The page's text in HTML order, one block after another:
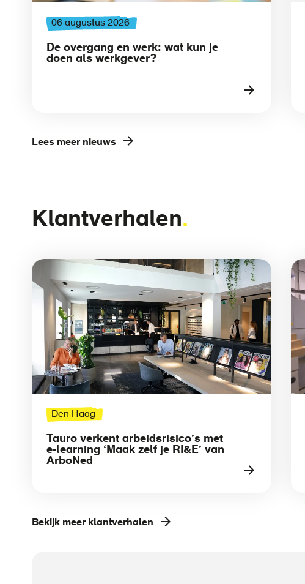
06 augustus 2026
De overgang en werk: wat kun je
doen als werkgever?
Lees meer nieuws
Klantverhalen
Den Haag
Tauro verkent arbeidsrisico’s met
e-learning ‘Maak zelf je RI&E’ van
ArboNed
Bekijk meer klantverhalen